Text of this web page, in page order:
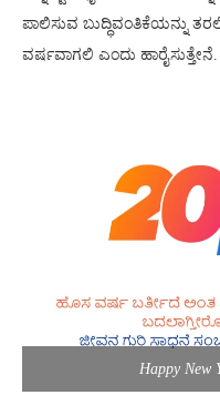
ಪಾಲಿಸುವ ಬುದ್ಧಿವಂತಿಕೆಯನ್ನು
ವರ್ಷವಾಗಲಿ ಎಂದು ಹಾರೈಸುತ್ತೇನೆ.
Happy New